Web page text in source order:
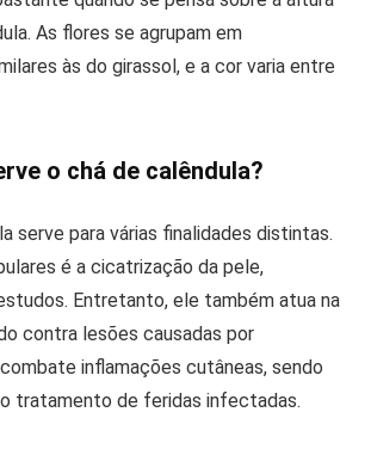
As flores se agrupam em
às do girassol, e a cor varia entre
o chá de calêndula?
serve para várias finalidades distintas.
é a cicatrização da pele,
Entretanto, ele também atua na
contra lesões causadas por
inflamações cutâneas, sendo
tratamento de feridas infectadas.